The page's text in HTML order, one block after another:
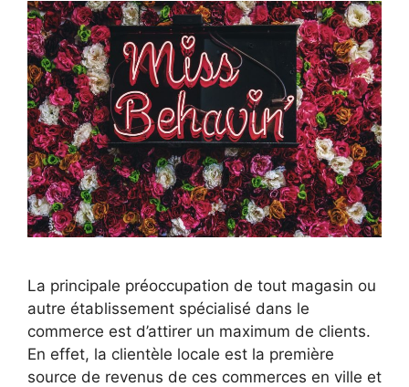
La principale préoccupation de tout magasin ou
autre établissement spécialisé dans le
commerce est d’attirer un maximum de clients.
En effet, la clientèle locale est la première
source de revenus de ces commerces en ville et